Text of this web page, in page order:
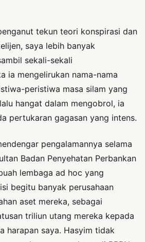
tekun teori konspirasi dan
saya lebih banyak
sekali-sekali
ia mengelirukan nama-nama
peristiwa masa silam yang
hangat dalam mengobrol, ia
pertukaran gagasan yang intens.
pengalamannya selama
Badan Penyehatan Perbankan
lembaga ad hoc yang
begitu banyak perusahaan
aset mereka, sebagai
triliun utang mereka kepada
harapan saya. Hasyim tidak